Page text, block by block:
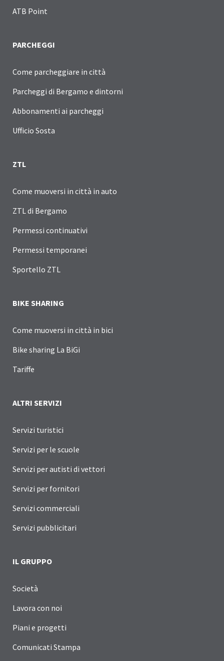
ATB Point
PARCHEGGI
Come parcheggiare in città
Parcheggi di Bergamo e dintorni
Abbonamenti ai parcheggi
Ufficio Sosta
ZTL
Come muoversi in città in auto
ZTL di Bergamo
Permessi continuativi
Permessi temporanei
Sportello ZTL
BIKE SHARING
Come muoversi in città in bici
Bike sharing La BiGi
Tariffe
ALTRI SERVIZI
Servizi turistici
Servizi per le scuole
Servizi per autisti di vettori
Servizi per fornitori
Servizi commerciali
Servizi pubblicitari
IL GRUPPO
Società
Lavora con noi
Piani e progetti
Comunicati Stampa